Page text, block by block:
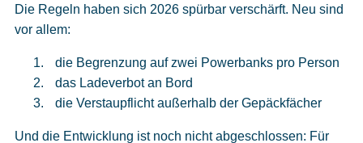
Die Regeln haben sich 2026 spürbar verschärft. Neu sind
vor allem:
die Begrenzung auf zwei Powerbanks pro Person
das Ladeverbot an Bord
die Verstaupflicht außerhalb der Gepäckfächer
Und die Entwicklung ist noch nicht abgeschlossen: Für